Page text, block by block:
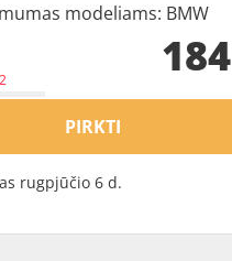
modeliams: BMW
184
PIRKTI
rugpjūčio 6 d.